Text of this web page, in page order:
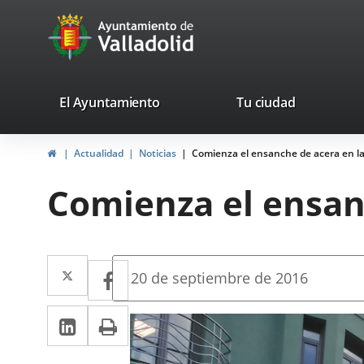
Portal
Web
Ayuntamiento
de
valladolid.es
El Ayuntamiento Tu ciudad
HomeActualidad Noticias Comienza el ensanche de acera en
Comienza el
Twitter
Enlace
a
una
aplicación
Facebook
Enlace
a
una
aplicación
Linkedin
Enlace
a
Print
Fecha
la
noticia
20 de septiembre de 2016